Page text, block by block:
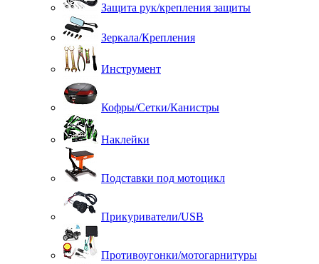
Защита рук/крепления защиты
Зеркала/Крепления
Инструмент
Кофры/Сетки/Канистры
Наклейки
Подставки под мотоцикл
Прикуриватели/USB
Противоугонки/мотогарнитуры